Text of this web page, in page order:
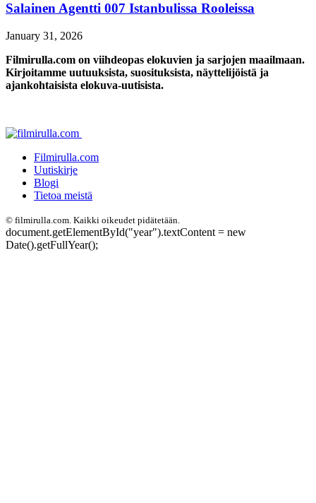
Salainen Agentti 007 Istanbulissa Rooleissa
January 31, 2026
Filmirulla.com on viihdeopas elokuvien ja sarjojen maailmaan.
Kirjoitamme uutuuksista, suosituksista, näyttelijöistä ja
ajankohtaisista elokuva-uutisista.
Filmirulla.com
Uutiskirje
Blogi
Tietoa meistä
© filmirulla.com. Kaikki oikeudet pidätetään.
document.getElementById("year").textContent = new
Date().getFullYear();